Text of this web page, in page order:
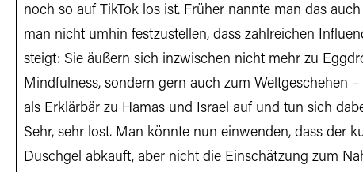
noch so auf TikTok los ist. Früher nannte man das
man nicht umhin festzustellen, dass zahlreichen
steigt: Sie äußern sich inzwischen nicht mehr zu
Mindfulness, sondern gern auch zum Weltgeschehen
als Erklärbär zu Hamas und Israel auf und tun sich
Sehr, sehr lost. Man könnte nun einwenden, dass der
Duschgel abkauft, aber nicht die Einschätzung zum